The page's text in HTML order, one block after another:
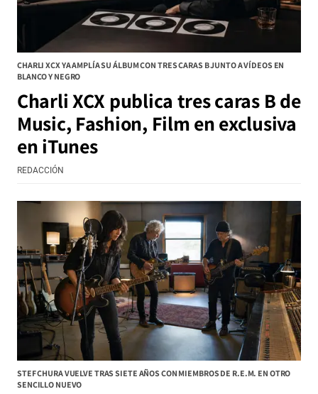
CHARLI XCX YA AMPLÍA SU ÁLBUM CON TRES CARAS B JUNTO A VÍDEOS EN
BLANCO Y NEGRO
Charli XCX publica tres caras B de
Music, Fashion, Film en exclusiva
en iTunes
REDACCIÓN
STEF CHURA VUELVE TRAS SIETE AÑOS CON MIEMBROS DE R.E.M. EN OTRO
SENCILLO NUEVO